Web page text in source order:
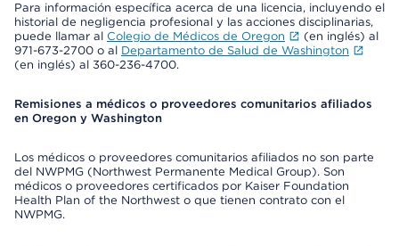
Para información específica acerca de una licencia, incluyendo el
historial de negligencia profesional y las acciones disciplinarias,
puede llamar al Colegio de Médicos de Oregon
(en inglés) al
971-673-2700 o al Departamento de Salud de Washington
(en inglés) al 360-236-4700.
Remisiones a médicos o proveedores comunitarios afiliados
en Oregon y Washington
Los médicos o proveedores comunitarios afiliados no son parte
del NWPMG (Northwest Permanente Medical Group). Son
médicos o proveedores certificados por Kaiser Foundation
Health Plan of the Northwest o que tienen contrato con el
NWPMG.